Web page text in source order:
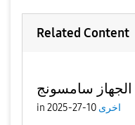
Related Content
in اخرى 10-27-2025